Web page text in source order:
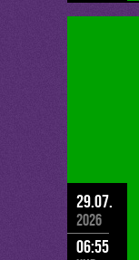
29.07.
2026
06:55